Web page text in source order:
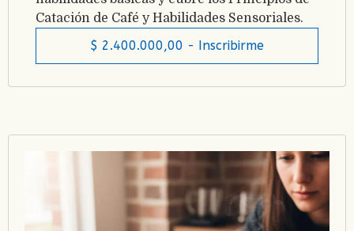
Catación de Café y Habilidades Sensoriales.
$ 2.400.000,00 - Inscribirme